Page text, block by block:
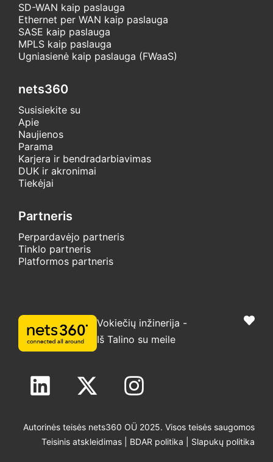
SD-WAN kaip paslauga
Ethernet per WAN kaip paslauga
SASE kaip paslauga
MPLS kaip paslauga
Ugniasienė kaip paslauga (FWaaS)
nets360
Susisiekite su
Apie
Naujienos
Parama
Karjera ir bendradarbiavimas
DUK ir akronimai
Tiekėjai
Partneris
Perpardavėjo partneris
Tinklo partneris
Platformos partneris
Vokiečių inžinerija -
Iš Talino su meile
Autorinės teisės nets360 OÜ 2025. Visos teisės saugomos
Teisinis atskleidimas
BDAR politika Slapukų politika